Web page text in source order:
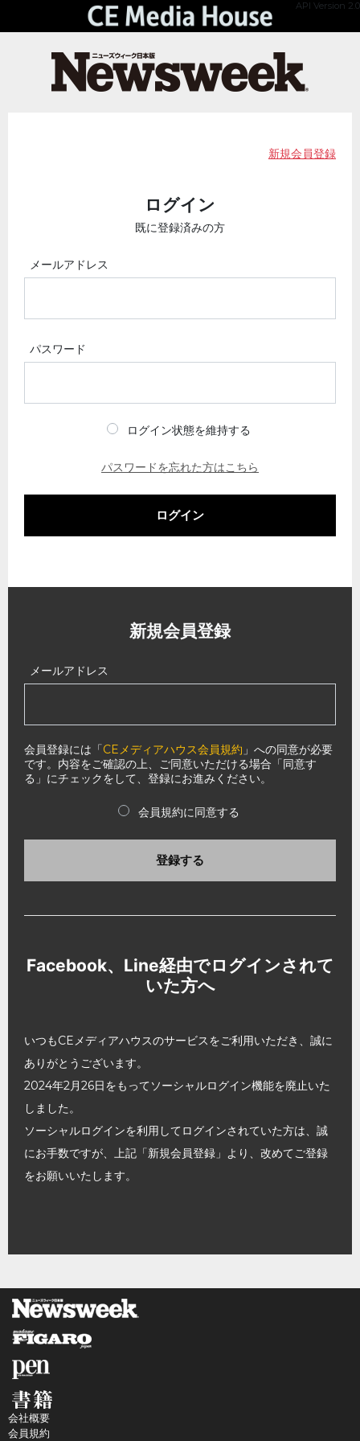
API Version 2.0
新規会員登録
ログイン
既に登録済みの方
メールアドレス
パスワード
ログイン状態を維持する
パスワードを忘れた方はこちら
ログイン
新規会員登録
メールアドレス
会員登録には「CEメディアハウス会員規約 」への同意が必要
です。内容をご確認の上、ご同意いただける場合「同意す
る」にチェックをして、登録にお進みください。
会員規約に同意する
登録する
Facebook、Line経由でログインされて
いた方へ
いつもCEメディアハウスのサービスをご利用いただき、誠に
ありがとうございます。
2024年2月26日をもってソーシャルログイン機能を廃止いた
しました。
ソーシャルログインを利用してログインされていた方は、誠
にお手数ですが、上記「新規会員登録」より、改めてご登録
をお願いいたします。
会社概要
会員規約